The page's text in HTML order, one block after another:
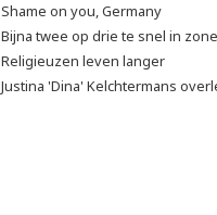
Shame on you, Germany
Bijna twee op drie te snel in
Religieuzen leven langer
Justina 'Dina' Kelchtermans